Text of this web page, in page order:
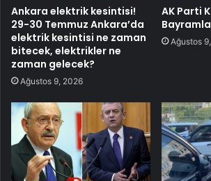
Ankara elektrik kesintisi!
29-30 Temmuz Ankara’da
elektrik kesintisi ne zaman
bitecek, elektrikler ne
zaman gelecek?
Ağustos 9, 2026
AK Parti
Ağustos